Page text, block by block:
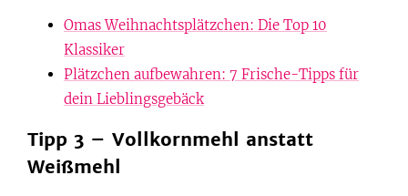
Omas Weihnachtsplätzchen: Die Top 10
Klassiker
Plätzchen aufbewahren: 7 Frische-Tipps für
dein Lieblingsgebäck
Tipp 3 – Vollkornmehl anstatt
Weißmehl